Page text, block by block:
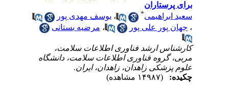
برای پرستاران
سعید ابراهیمی
،یوسف مهدی پور
جهان پور علی پور ،مرضیه بستانی
کارشناس ارشد فناوری اطلاعات سلامت،
مربی، گروه فناوری اطلاعات سلامت، دانشگاه
علوم پزشکی زاهدان، زاهدان، ایران.
چکیده: